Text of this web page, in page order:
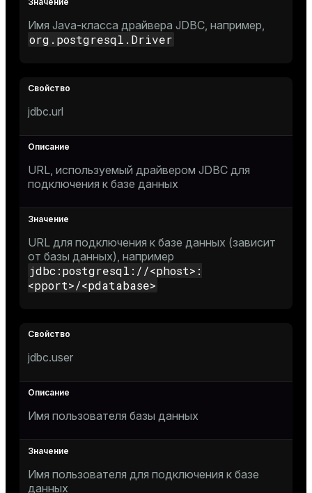
Имя Java-класса драйвера JDBC, например,
org.postgresql.Driver
jdbc.url
URL, используемый драйвером JDBC для
подключения к базе данных
URL для подключения к базе данных (зависит
от базы данных), например
jdbc:postgresql://<phost>:
<pport>/<pdatabase>
jdbc.user
Имя пользователя базы данных
Имя пользователя для подключения к базе
данных